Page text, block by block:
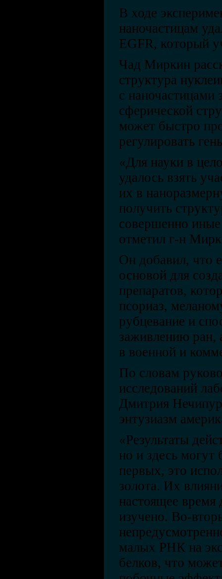
В ходе
наночастицам
EGFR, который
Чад Миркин
структура
с наночастицами
сферической
может быстро
регулировать
«Для науки в
удалось взять
их в
получить
совершенно иные
отметил г-н
Он добавил, что
основой для
препаратов,
псориаз,
рубцевание и
заживлению ран,
в военной и
По словам
исследований
Дмитрия
энтузиазм
«Результаты
но и здесь
первых, это
золота. Их
настоящее время
изучено. Во-
малых РНК на
белков, что